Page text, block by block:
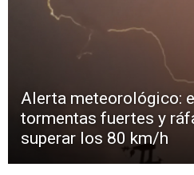
Alerta meteorológico:
tormentas fuertes y
superar los 80 km/h